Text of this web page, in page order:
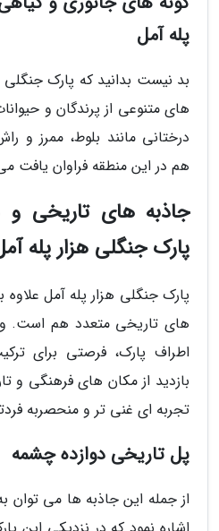
پله آمل
بد نیست بدانید که پارک جنگلی
های متنوعی از پرندگان و
درختانی مانند بلوط، ممرز و
هم در این منطقه فراوان یافت
جاذبه های تاریخی
پارک جنگلی هزار پله
پارک جنگلی هزار پله آمل علاوه
های تاریخی متعدد هم است.
اطراف پارک، فرصتی برای
بازدید از مکان های فرهنگی و
تجربه ای غنی تر و منحصربه
پل تاریخی دوازده چشمه
از جمله این جاذبه ها می توان